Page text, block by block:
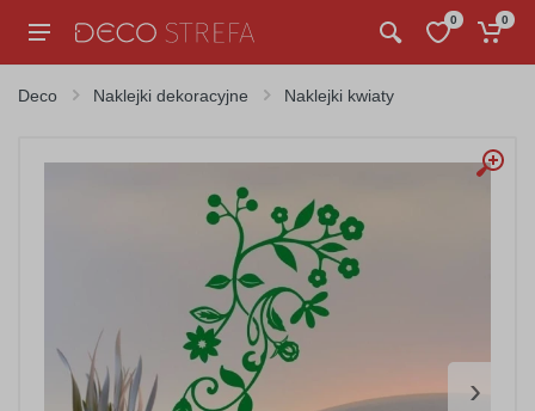
0 0
Deco Naklejki dekoracyjne Naklejki kwiaty
›